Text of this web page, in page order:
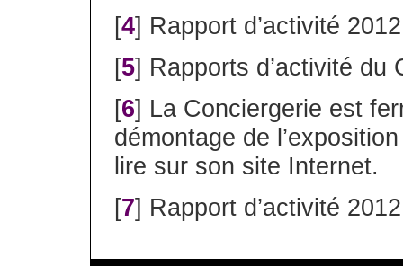
[4] Rapport d’activité
[5] Rapports d’activité du
[6] La Conciergerie est
démontage de
lire sur son site Internet.
[7] Rapport d’activité